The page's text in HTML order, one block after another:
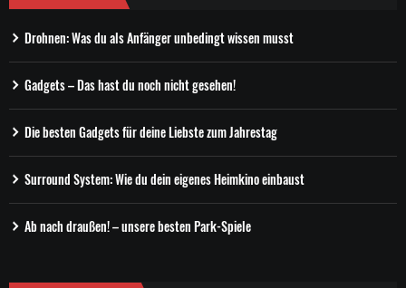
Drohnen: Was du als Anfänger unbedingt wissen musst
Gadgets – Das hast du noch nicht gesehen!
Die besten Gadgets für deine Liebste zum Jahrestag
Surround System: Wie du dein eigenes Heimkino einbaust
Ab nach draußen! – unsere besten Park-Spiele